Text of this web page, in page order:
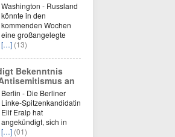
Washington - Russland
könnte in den
kommenden Wochen
eine großangelegte
[…] (13)
Bekenntnis
an
Berlin - Die Berliner
Linke-Spitzenkandidatin
Elif Eralp hat
angekündigt, sich in
[…] (01)